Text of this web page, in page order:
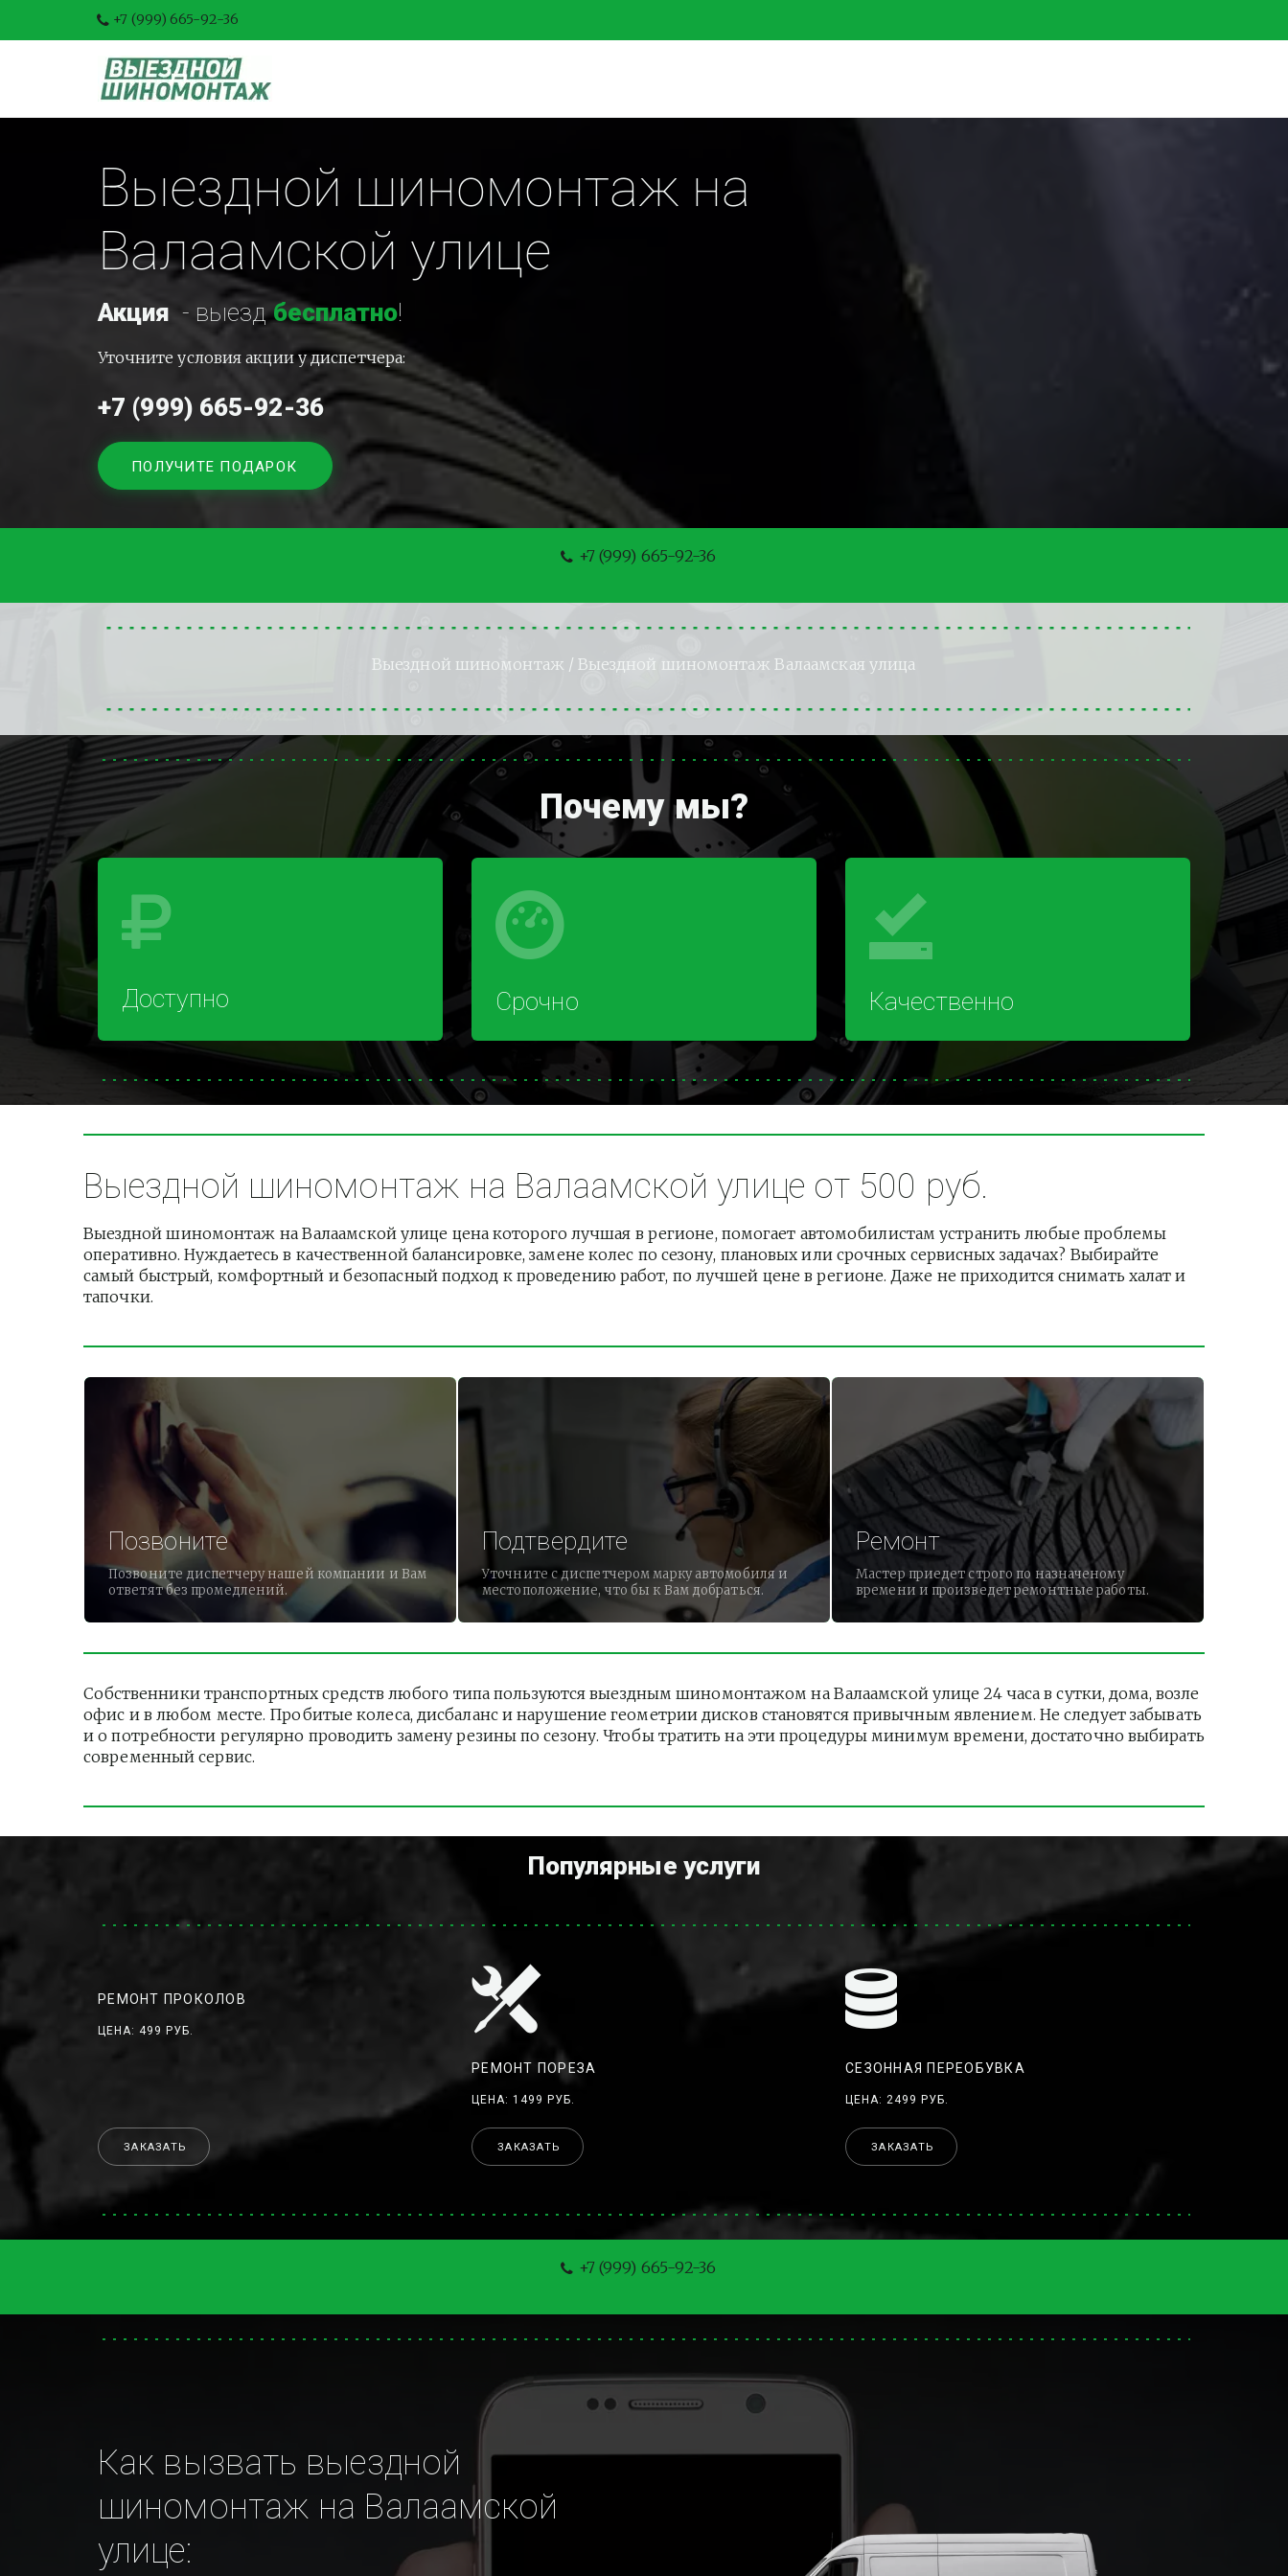
+7 (999) 665-92-36
Выездной шиномонтаж на
Валаамской улице
Акция - выезд бесплатно!
Уточните условия акции у диспетчера:
+7 (999) 665-92-36
ПОЛУЧИТЕ ПОДАРОК
+7 (999) 665-92-36
Выездной шиномонтаж / Выездной шиномонтаж Валаамская улица
Почему мы?
Доступно Срочно Качественно
Выездной шиномонтаж на Валаамской улице от 500 руб.
Выездной шиномонтаж на Валаамской улице цена которого лучшая в регионе, помогает автомобилистам устранить любые проблемы
оперативно. Нуждаетесь в качественной балансировке, замене колес по сезону, плановых или срочных сервисных задачах? Выбирайте
самый быстрый, комфортный и безопасный подход к проведению работ, по лучшей цене в регионе. Даже не приходится снимать халат и
тапочки.
Позвоните
Позвоните диспетчеру нашей компании и Вам
ответят без промедлений.
Подтвердите
Уточните с диспетчером марку автомобиля и
местоположение, что бы к Вам добраться.
Ремонт
Мастер приедет строго по назначеному
времени и произведет ремонтные работы.
Собственники транспортных средств любого типа пользуются выездным шиномонтажом на Валаамской улице 24 часа в сутки, дома, возле
офис и в любом месте. Пробитые колеса, дисбаланс и нарушение геометрии дисков становятся привычным явлением. Не следует забывать
и о потребности регулярно проводить замену резины по сезону. Чтобы тратить на эти процедуры минимум времени, достаточно выбирать
современный сервис.
Популярные услуги
РЕМОНТ ПРОКОЛОВ
ЦЕНА: 499 РУБ.
ЗАКАЗАТЬ
РЕМОНТ ПОРЕЗА
ЦЕНА: 1499 РУБ.
ЗАКАЗАТЬ
СЕЗОННАЯ ПЕРЕОБУВКА
ЦЕНА: 2499 РУБ.
ЗАКАЗАТЬ
+7 (999) 665-92-36
Как вызвать выездной
шиномонтаж на Валаамской
улице: